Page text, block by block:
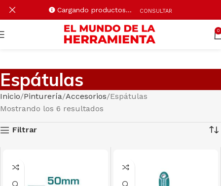
0
Espátulas
Inicio Pinturería Accesorios Espátulas
Mostrando los 6 resultados
Filtrar
Cargando productos… CONSULTAR